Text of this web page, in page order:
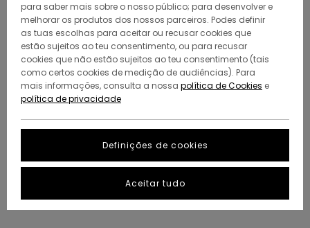
para saber mais sobre o nosso público; para desenvolver e
melhorar os produtos dos nossos parceiros. Podes definir
as tuas escolhas para aceitar ou recusar cookies que
estão sujeitos ao teu consentimento, ou para recusar
cookies que não estão sujeitos ao teu consentimento (tais
como certos cookies de medição de audiências). Para
mais informações, consulta a nossa política de Cookies e
política de privacidade
Definições de cookies
Aceitar tudo